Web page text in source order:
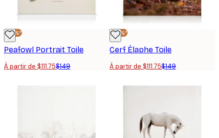
-25%*
Peafowl Portrait Toile
À partir de $111.75$149
-25%*
Cerf Élaphe Toile
À partir de $111.75$149